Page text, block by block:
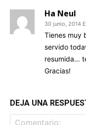
Ha Neul
30 junio, 2014
Tienes muy
servido
resumida…
Gracias!
DEJA UNA